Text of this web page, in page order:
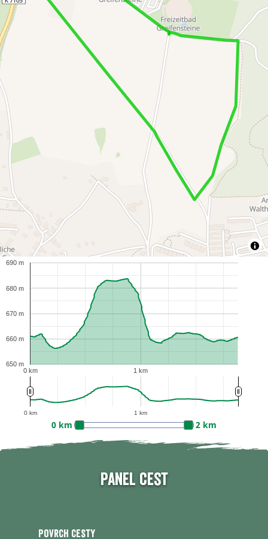
0 km 1 km
650 m
660 m
670 m
680 m
690 m
0 km 1 km
0 km 2 km
Panel cest
Povrch cesty